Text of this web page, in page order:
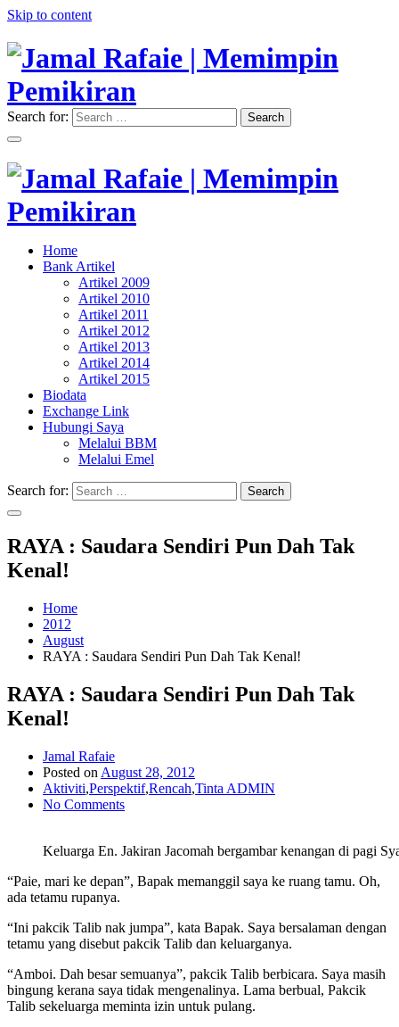
Skip to content
Jamal Rafaie | Memimpin
Pemikiran
"Memimpin Pemikiran"
Search for: Search
Jamal Rafaie | Memimpin
Pemikiran
"Memimpin Pemikiran"
Home
Bank Artikel
Artikel 2009
Artikel 2010
Artikel 2011
Artikel 2012
Artikel 2013
Artikel 2014
Artikel 2015
Biodata
Exchange Link
Hubungi Saya
Melalui BBM
Melalui Emel
Search for: Search
RAYA : Saudara Sendiri Pun Dah Tak
Kenal!
Home
2012
August
RAYA : Saudara Sendiri Pun Dah Tak Kenal!
RAYA : Saudara Sendiri Pun Dah Tak
Kenal!
Jamal Rafaie
Posted on August 28, 2012
Aktiviti,Perspektif,Rencah,Tinta ADMIN
No Comments
Keluarga En. Jakiran Jacomah bergambar kenangan di pagi
“Paie, mari ke depan”, Bapak memanggil saya ke ruang tamu. Oh,
ada tetamu rupanya.
“Ini pakcik Talib nak jumpa”, kata Bapak. Saya bersalaman dengan
tetamu yang disebut pakcik Talib dan keluarganya.
“Amboi. Dah besar semuanya”, pakcik Talib berbicara. Saya masih
bingung kerana saya tidak mengenalinya. Lama berbual, Pakcik
Talib sekeluarga meminta izin untuk pulang.